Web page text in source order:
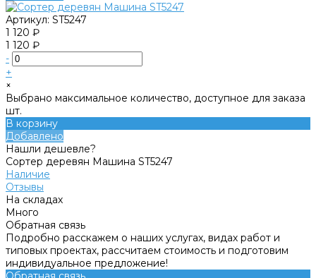
Артикул: ST5247
1 120 ₽
1 120 ₽
-
+
×
Выбрано максимальное количество, доступное для заказа
шт.
В корзину
Добавлено
Нашли дешевле?
Сортер деревян Машина ST5247
Наличие
Отзывы
На складах
Много
Обратная связь
Подробно расскажем о наших услугах, видах работ и
типовых проектах, рассчитаем стоимость и подготовим
индивидуальное предложение!